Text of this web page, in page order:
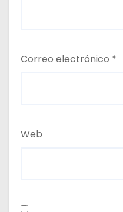
Correo electrónico *
Web